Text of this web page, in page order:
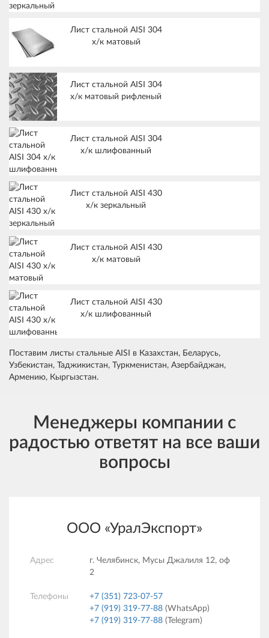
Лист стальной AISI 304
х/к матовый
Лист стальной AISI 304
х/к матовый рифленый
Лист стальной AISI 304
х/к шлифованный
Лист стальной AISI 430
х/к зеркальный
Лист стальной AISI 430
х/к матовый
Лист стальной AISI 430
х/к шлифованный
Поставим листы стальные AISI в Казахстан, Беларусь,
Узбекистан, Таджикистан, Туркменистан, Азербайджан,
Армению, Кыргызстан.
Менеджеры компании с
радостью ответят на все ваши
вопросы
ООО «УралЭкспорт»
Адрес
г. Челябинск, Мусы Джалиля 12, оф
2
Телефоны
+7 (351) 723-07-57
+7 (919) 319-77-88 (WhatsApp)
+7 (919) 319-77-88 (Telegram)